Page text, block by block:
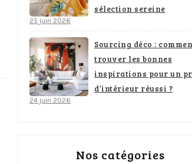
sélection sereine
25 juin 2026
Sourcing déco :
trouver les bonnes
inspirations pour un
d’intérieur réussi ?
24 juin 2026
Nos catégories